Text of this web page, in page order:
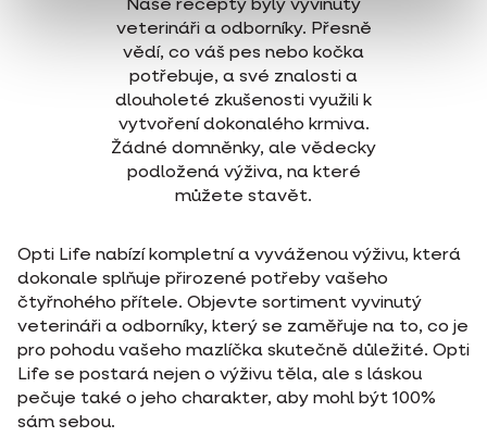
Naše recepty byly vyvinuty
veterináři a odborníky. Přesně
vědí, co váš pes nebo kočka
potřebuje, a své znalosti a
dlouholeté zkušenosti využili k
vytvoření dokonalého krmiva.
Žádné domněnky, ale vědecky
podložená výživa, na které
můžete stavět.
Opti Life nabízí kompletní a vyváženou výživu, která
dokonale splňuje přirozené potřeby vašeho
čtyřnohého přítele. Objevte sortiment vyvinutý
veterináři a odborníky, který se zaměřuje na to, co je
pro pohodu vašeho mazlíčka skutečně důležité. Opti
Life se postará nejen o výživu těla, ale s láskou
pečuje také o jeho charakter, aby mohl být 100%
sám sebou.